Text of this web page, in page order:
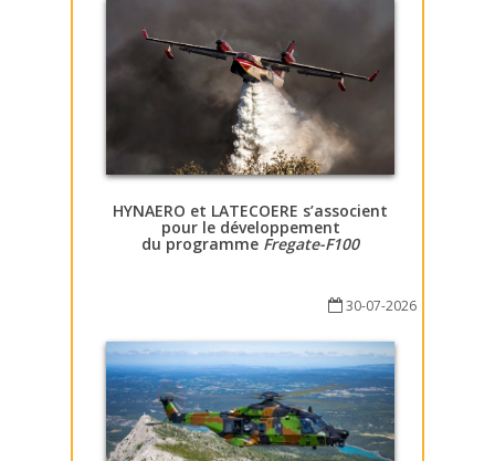
HYNAERO et LATECOERE s’associent
pour le développement
du programme Fregate-F100
30-07-2026